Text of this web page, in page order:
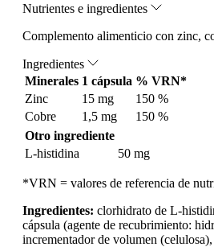
Nutrientes e ingredientes
Complemento alimenticio con zinc,
Ingredientes
Minerales 1 cápsula % VRN*
Zinc
15 mg
150 %
Cobre
1,5 mg
150 %
Otro ingrediente
L-histidina
50 mg
*VRN = valores de referencia de
Ingredientes: clorhidrato de L-
cápsula (agente de recubrimiento:
incrementador de volumen